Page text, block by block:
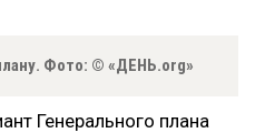
Фото: © «ДЕНЬ.org»
Генерального плана